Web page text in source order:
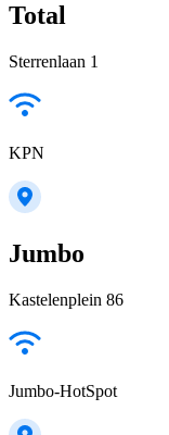
Total
Sterrenlaan 1
KPN
Jumbo
Kastelenplein 86
Jumbo-HotSpot